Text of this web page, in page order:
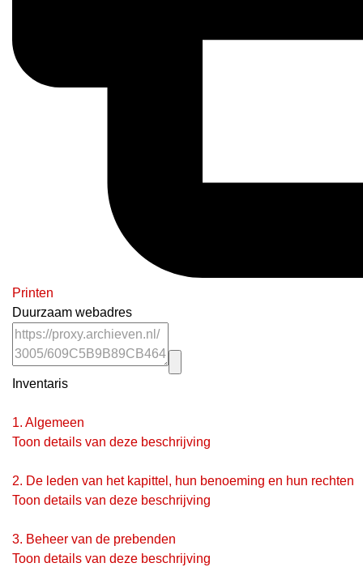
Printen
Duurzaam webadres
Inventaris
1. Algemeen
Toon details van deze beschrijving
2. De leden van het kapittel, hun benoeming en hun rechten
Toon details van deze beschrijving
3. Beheer van de prebenden
Toon details van deze beschrijving